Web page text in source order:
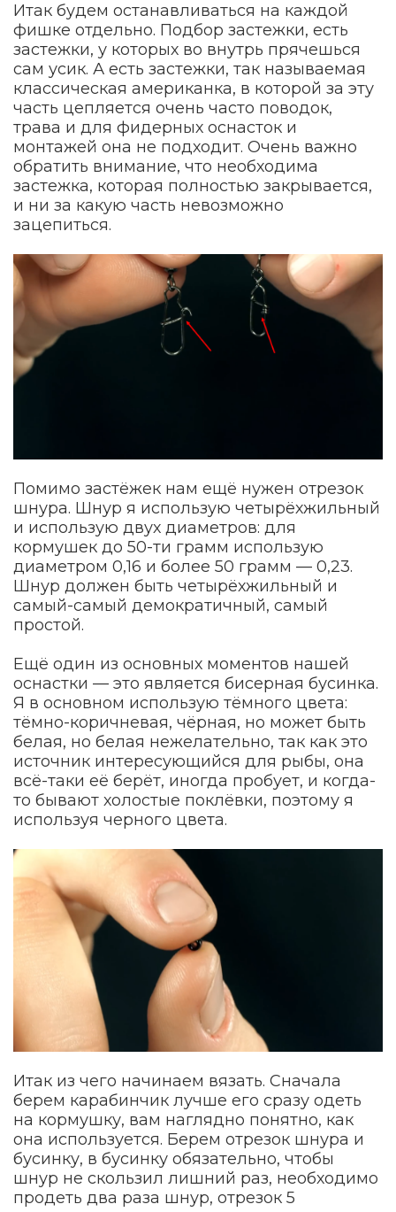
Итак будем останавливаться на каждой
фишке отдельно. Подбор застежки, есть
застежки, у которых во внутрь прячешься
сам усик. А есть застежки, так называемая
классическая американка, в которой за эту
часть цепляется очень часто поводок,
трава и для фидерных оснасток и
монтажей она не подходит. Очень важно
обратить внимание, что необходима
застежка, которая полностью закрывается,
и ни за какую часть невозможно
зацепиться.
Помимо застёжек нам ещё нужен отрезок
шнура. Шнур я использую четырёхжильный
и использую двух диаметров: для
кормушек до 50-ти грамм использую
диаметром 0,16 и более 50 грамм — 0,23.
Шнур должен быть четырёхжильный и
самый-самый демократичный, самый
простой.
Ещё один из основных моментов нашей
оснастки — это является бисерная бусинка.
Я в основном использую тёмного цвета:
тёмно-коричневая, чёрная, но может быть
белая, но белая нежелательно, так как это
источник интересующийся для рыбы, она
всё-таки её берёт, иногда пробует, и когда-
то бывают холостые поклёвки, поэтому я
используя черного цвета.
Итак из чего начинаем вязать. Сначала
берем карабинчик лучше его сразу одеть
на кормушку, вам наглядно понятно, как
она используется. Берем отрезок шнура и
бусинку, в бусинку обязательно, чтобы
шнур не скользил лишний раз, необходимо
продеть два раза шнур, отрезок 5